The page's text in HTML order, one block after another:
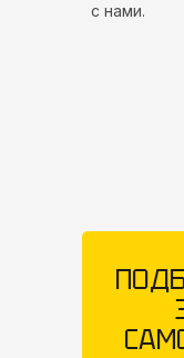
с нами.